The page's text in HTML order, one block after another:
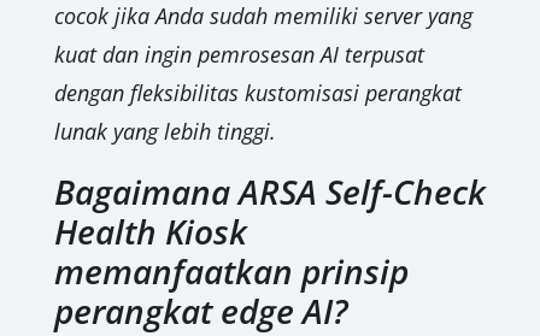
cocok jika Anda sudah memiliki server yang
kuat dan ingin pemrosesan AI terpusat
dengan fleksibilitas kustomisasi perangkat
lunak yang lebih tinggi.
Bagaimana ARSA Self-Check
Health Kiosk
memanfaatkan prinsip
perangkat edge AI?